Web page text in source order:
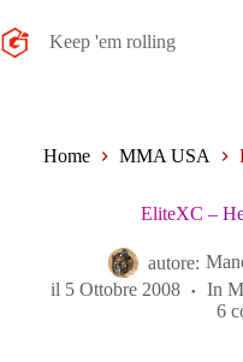
al
contenuto
Keep 'em rolling
Home MMA USA
EliteXC –
autore:
il 5 Ottobre 2008 In
6